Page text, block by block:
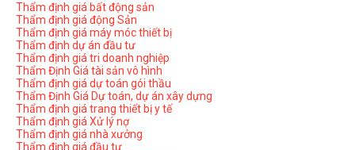
Thẩm định giá bất động sản
Thẩm định giá động Sản
Thẩm định giá máy móc thiết bị
Thẩm định dự án đầu tư
Thẩm định giá tri doanh nghiệp
Thẩm Định Giá tài sản vô hình
Thẩm định giá dự toán gói thầu
Thẩm Định Giá Dự toán, dự án xây dựng
Thẩm định giá trang thiết bị y tế
Thẩm định giá Xử lý nợ
Thẩm định giá nhà xưởng
Thẩm định giá đầu tư